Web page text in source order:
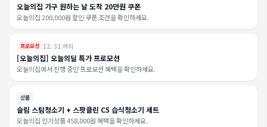
오늘의집 가구 원하는 날 도착 20만원 쿠폰
오늘의집 200,000원 할인 쿠폰 조건을 확인하세요.
프로모션 12. 31.까지
[오늘의집] 오늘의딜 특가 프로모션
오늘의집에서 진행 중인 프로모션 혜택을 확인하세요.
상품
슬림 스팀청소기 + 스팟클린 C5 습식청소기 세트
오늘의집 인기상품 458,000원 혜택을 확인하세요.